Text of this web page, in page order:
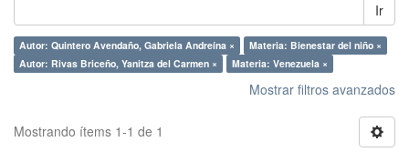
Ir
Autor: Quintero Avendaño, Gabriela Andreína ×
Materia: Bienestar del niño ×
Autor: Rivas Briceño, Yanitza del Carmen ×
Materia: Venezuela ×
Mostrar filtros avanzados
Mostrando ítems 1-1 de 1